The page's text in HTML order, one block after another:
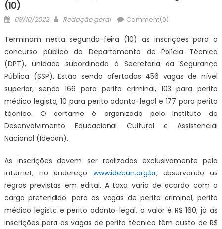
(10)
Posted
09/10/2022 Author
Redação geral Comment(0)
Terminam nesta segunda-feira (10) as inscrições para o
concurso público do Departamento de Polícia Técnica
(DPT), unidade subordinada à Secretaria da Segurança
Pública (SSP). Estão sendo ofertadas 456 vagas de nível
superior, sendo 166 para perito criminal, 103 para perito
médico legista, 10 para perito odonto-legal e 177 para perito
técnico. O certame é organizado pelo Instituto de
Desenvolvimento Educacional Cultural e Assistencial
Nacional (Idecan).
As inscrições devem ser realizadas exclusivamente pela
internet, no endereço www.idecan.org.br, observando as
regras previstas em edital. A taxa varia de acordo com o
cargo pretendido: para as vagas de perito criminal, perito
médico legista e perito odonto-legal, o valor é R$ 160; já as
inscrições para as vagas de perito técnico têm custo de R$